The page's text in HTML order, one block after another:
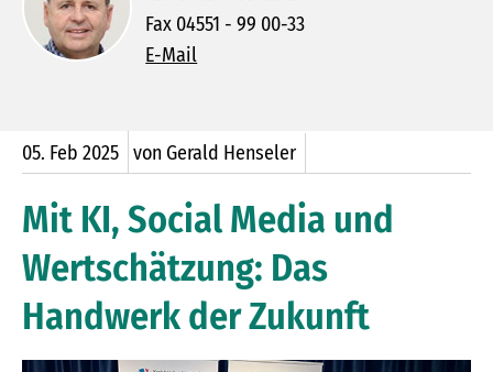
Fax 04551 - 99 00-33
E-Mail
05. Feb 2025 von Gerald Henseler
Mit KI, Social Media und
Wertschätzung: Das
Handwerk der Zukunft